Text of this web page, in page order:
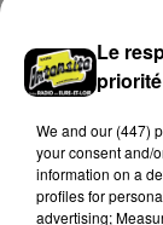
Le
priorité
We and our (447)
your consent and/
information on a
profiles for
advertising;